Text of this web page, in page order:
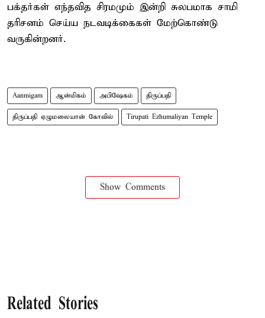
பக்தர்கள் எந்தவித சிரமமும் இன்றி சுலபமாக சாமி
தரிசனம் செய்ய நடவடிக்கைகள் மேற்கொண்டு
வருகின்றனர்.
Aanmigam ஆன்மிகம் அபிஷேகம் திருப்பதி
திருப்பதி ஏழுமலையான் கோவில் Tirupati Ezhumaliyan Temple
Show Comments
Related Stories